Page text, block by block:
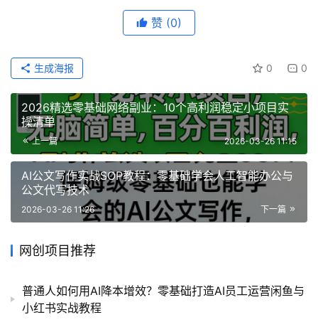
赞 (0)
0 0
生成海报
2026精选零基础网络副业：10个高利润稳定小项目实
操清单
上一篇 2026-03-26 11:15
AI公文写作实战SOP教程：零基础学会人工智能办公与
公文代写技术
下一篇
2026-03-26 11:26
网创项目推荐
普通人如何用AI降本增效？零基础打造AI员工运营闲鱼与
小红书实战教程